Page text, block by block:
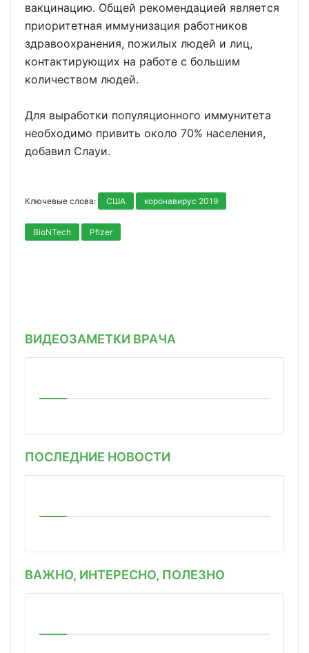
вакцинацию. Общей рекомендацией является
приоритетная иммунизация работников
здравоохранения, пожилых людей и лиц,
контактирующих на работе с большим
количеством людей.
Для выработки популяционного иммунитета
необходимо привить около 70% населения,
добавил Слауи.
Ключевые слова: США коронавирус 2019
BioNTech Pfizer
ВИДЕОЗАМЕТКИ ВРАЧА
ПОСЛЕДНИЕ НОВОСТИ
ВАЖНО, ИНТЕРЕСНО, ПОЛЕЗНО